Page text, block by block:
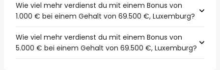
Wie viel mehr verdienst du mit einem Bonus von
1.000 € bei einem Gehalt von 69.500 €, Luxemburg?
Wie viel mehr verdienst du mit einem Bonus von
5.000 € bei einem Gehalt von 69.500 €, Luxemburg?